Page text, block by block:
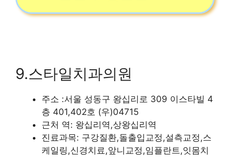
9.스타일치과의원
주소 :서울 성동구 왕십리로 309 이스타빌 4
층 401,402호 (우)04715
근처 역: 왕십리역,상왕십리역
진료과목: 구강질환,돌출입교정,설측교정,스
케일링,신경치료,앞니교정,임플란트,잇몸치